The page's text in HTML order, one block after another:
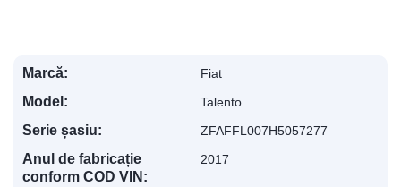
Marcă: Fiat
Model: Talento
Serie șasiu: ZFAFFL007H5057277
Anul de fabricație
conform COD VIN:
2017